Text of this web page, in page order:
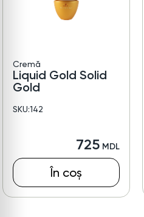
Cremă
Liquid Gold Solid
Gold
SKU:142
725
În coș